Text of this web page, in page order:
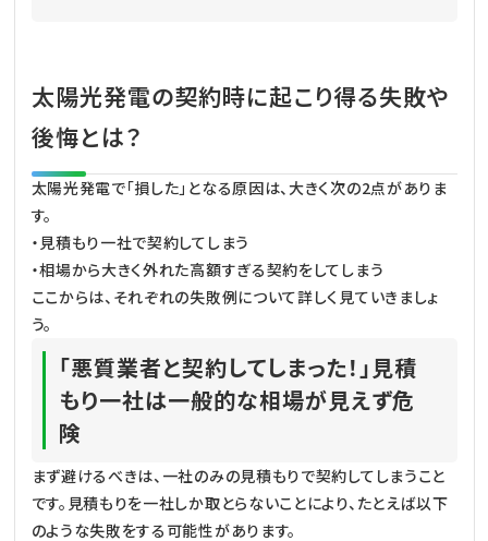
太陽光発電の契約時に起こり得る失敗や
後悔とは？
太陽光発電で「損した」となる原因は、大きく次の2点がありま
す。
・見積もり一社で契約してしまう
・相場から大きく外れた高額すぎる契約をしてしまう
ここからは、それぞれの失敗例について詳しく見ていきましょ
う。
「悪質業者と契約してしまった！」見積
もり一社は一般的な相場が見えず危
険
まず避けるべきは、一社のみの見積もりで契約してしまうこと
です。見積もりを一社しか取とらないことにより、たとえば以下
のような失敗をする可能性があります。